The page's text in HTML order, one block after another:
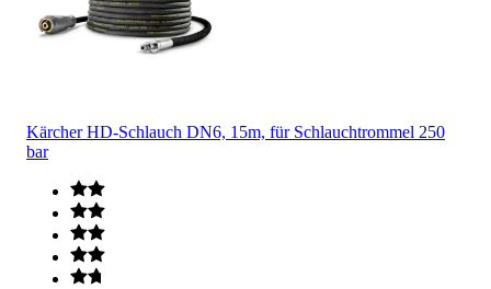
Kärcher HD-Schlauch DN6, 15m, für Schlauchtrommel 250
bar